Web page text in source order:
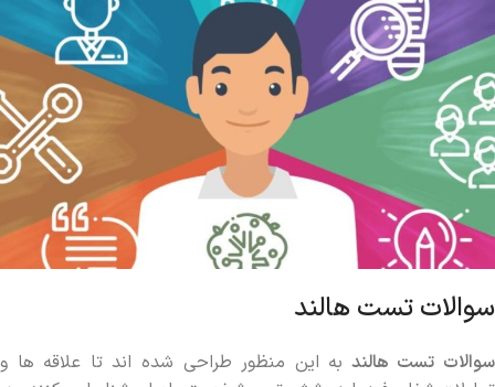
سوالات تست هالند
سوالات تست هالند به این منظور طراحی شده ‌اند تا علاقه‌ ها و